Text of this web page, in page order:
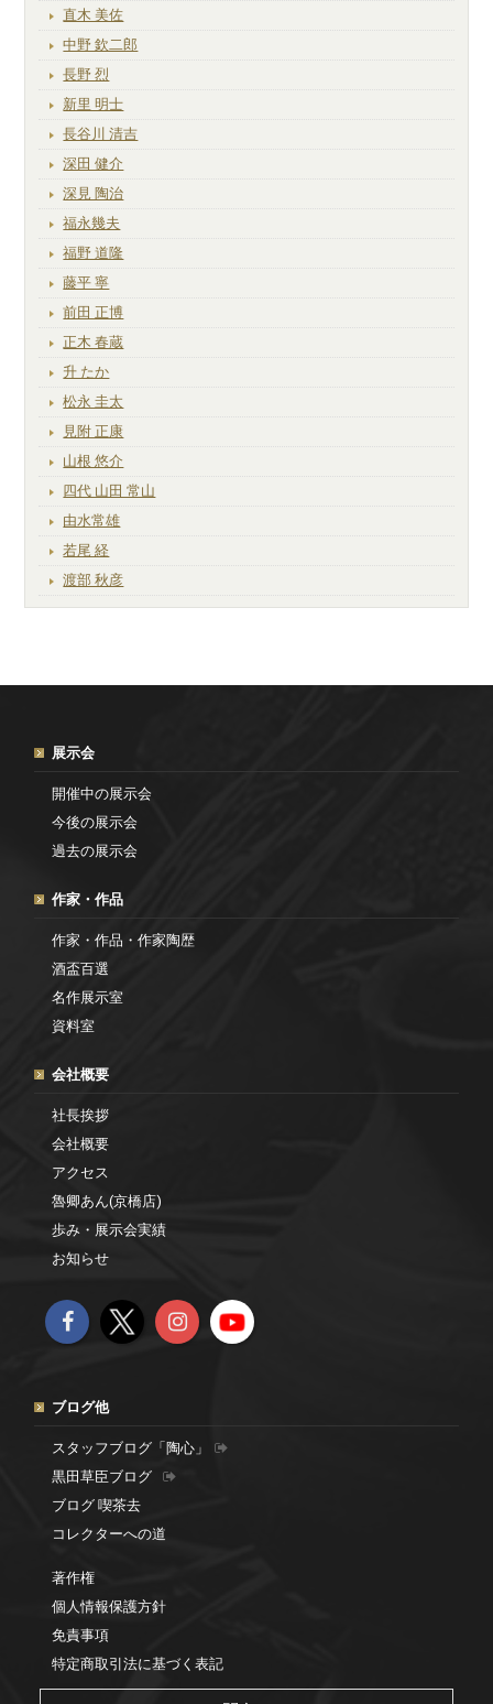
直木 美佐
中野 欽二郎
長野 烈
新里 明士
長谷川 清吉
深田 健介
深見 陶治
福永幾夫
福野 道隆
藤平 寧
前田 正博
正木 春蔵
升 たか
松永 圭太
見附 正康
山根 悠介
四代 山田 常山
由水常雄
若尾 経
渡部 秋彦
展示会
開催中の展示会
今後の展示会
過去の展示会
作家・作品
作家・作品・作家陶歴
酒盃百選
名作展示室
資料室
会社概要
社長挨拶
会社概要
アクセス
魯卿あん(京橋店)
歩み・展示会実績
お知らせ
ブログ他
スタッフブログ「陶心」
黒田草臣ブログ
ブログ 喫茶去
コレクターへの道
著作権
個人情報保護方針
免責事項
特定商取引法に基づく表記